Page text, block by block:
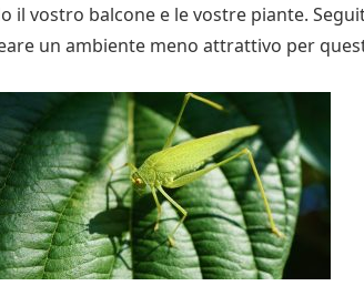
il vostro balcone e le vostre piante.
un ambiente meno attrattivo per